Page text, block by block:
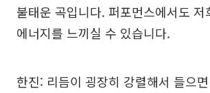
불태운 곡입니다. 퍼포먼스에서도 저
에너지를 느끼실 수 있습니다.
한진: 리듬이 굉장히 강렬해서 들으